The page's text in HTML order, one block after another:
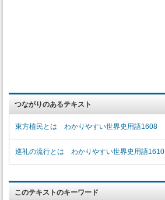
つながりのあるテキスト
東方植民とは わかりやすい世界史用語1608
巡礼の流行とは わかりやすい世界史用語1610
このテキストのキーワード